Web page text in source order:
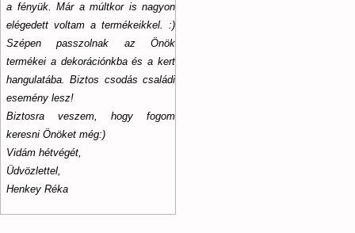
a fényük. Már a múltkor is nagyon
elégedett voltam a termékeikkel. :)
Szépen passzolnak az Önök
termékei a dekorációnkba és a kert
hangulatába. Biztos csodás családi
esemény lesz!
Biztosra veszem, hogy fogom
keresni Önöket még:)
Vidám hétvégét,
Üdvözlettel,
Henkey Réka